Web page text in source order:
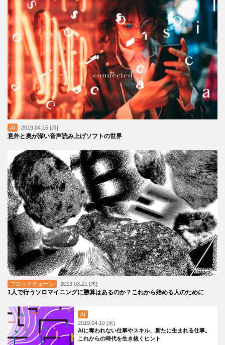
AI 2019.04.15 [月]
意外と奥が深い音声読み上げソフトの世界
ブロックチェーン 2019.03.21 [木]
1人で行うソロマイニングに勝算はあるのか？これから始める人のために
AI
2019.04.10 [水]
AIに奪われない仕事やスキル、新たに生まれる仕事。
これからの時代を生き抜くヒント